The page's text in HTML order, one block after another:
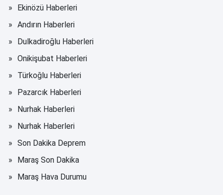
Ekinözü Haberleri
Andırın Haberleri
Dulkadiroğlu Haberleri
Onikişubat Haberleri
Türkoğlu Haberleri
Pazarcık Haberleri
Nurhak Haberleri
Nurhak Haberleri
Son Dakika Deprem
Maraş Son Dakika
Maraş Hava Durumu